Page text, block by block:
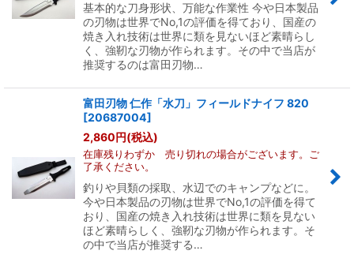
基本的な刀身形状、万能な作業性 今や日本製品
の刃物は世界でNo,1の評価を得ており、国産の
焼き入れ技術は世界に類を見ないほど素晴らし
く、強靭な刃物が作られます。その中で当店が
推奨するのは富田刃物…
富田刃物 仁作「水刀」フィールドナイフ 820
[20687004]
2,860円(税込)
在庫残りわずか 売り切れの場合がございます。ご
了承ください。
釣りや貝類の採取、水辺でのキャンプなどに。
今や日本製品の刃物は世界でNo,1の評価を得て
おり、国産の焼き入れ技術は世界に類を見ない
ほど素晴らしく、強靭な刃物が作られます。そ
の中で当店が推奨する…